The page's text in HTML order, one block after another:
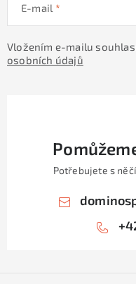
E-mail
Vložením e-mailu
osobních údajů
Potřebujete s